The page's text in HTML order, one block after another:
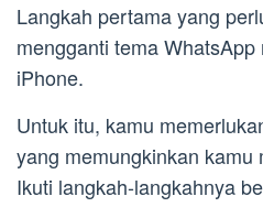
Langkah pertama yang
mengganti tema
iPhone.
Untuk itu, kamu
yang memungkinkan kamu
Ikuti langkah-langkahnya